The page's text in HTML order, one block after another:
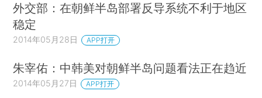
外交部：在朝鲜半岛部署反导系统不利于地区
稳定
2014年05月28日 APP打开
朱宰佑：中韩美对朝鲜半岛问题看法正在趋近
2014年05月27日 APP打开